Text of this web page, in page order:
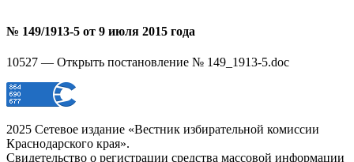
№ 149/1913-5 от 9 июля 2015 года
10527 — Открыть постановление № 149_1913-5.doc
2025 Сетевое издание «Вестник избирательной комиссии
Краснодарского края».
Свидетельство о регистрации средства массовой информации